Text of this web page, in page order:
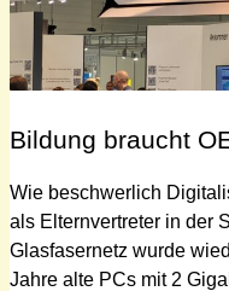
Bildung braucht
Wie beschwerlich
als Elternvertreter in der
Glasfasernetz wurde
Jahre alte PCs mit 2